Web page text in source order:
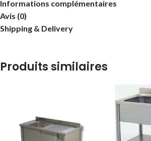
Informations complémentaires
Avis (0)
Shipping & Delivery
Produits similaires